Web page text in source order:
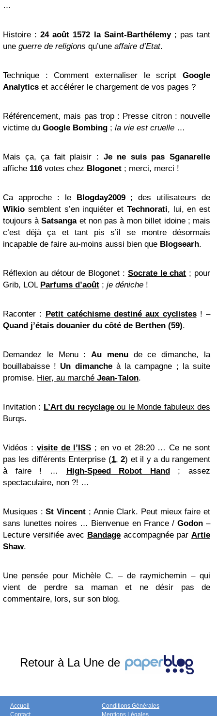
…
Histoire :24 août 1572 la Saint-Barthélemy; pas tant
une guerre de religions qu’une affaire d’Etat.
Technique : Comment externaliser le script Google
Analytics et accélérer le chargement de vos pages ?
Référencement, mais pas trop: Presse citron : nouvelle
victime du Google Bombing ; la vie est cruelle …
Mais ça, ça fait plaisir : Je ne suis pas Sganarelle
affiche 116 votes chez Blogonet ; merci, merci !
Ca approche: le Blogday2009; des utilisateurs de
Wikio semblent s’en inquiéter et Technorati, lui, en est
toujours àSatsangaet non pas à mon billet idoine ; mais
c’est déjà ça et tant pis s’il se montre désormais
incapable de faire au-moins aussi bien que Blogsearh.
Réflexion au détour de Blogonet : Socrate le chat ; pour
Grib, LOL Parfums d’août ; je déniche !
Raconter : Petit catéchisme destiné aux cyclistes! –
Quand j’étais douanier du côté de Berthen (59).
Demandez le Menu:Au menude ce dimanche, la
bouillabaisse ! Un dimancheà la campagne ; la suite
promise. Hier, au marché Jean-Talon.
Invitation : L’Art du recyclageou le Monde fabuleux des
Burqs.
Vidéos : visite de l’ISS ; en vo et 28:20 … Ce ne sont
pas les différents Enterprise (1,2) et il y a du rangement
à faire ! … High-Speed Robot Hand; assez
spectaculaire, non ?! …
Musiques :St Vincent ; Annie Clark. Peut mieux faire et
sans lunettes noires … Bienvenue en France / Godon–
Lecture versifiée avec Bandage accompagnée par Artie
Shaw.
Une pensée pour Michèle C. – de raymichemin– qui
vient de perdre sa maman et ne désir pas de
commentaire, lors, sur son blog.
Retour à La Une de
Accueil
Contact
Conditions Générales
Mentions Légales